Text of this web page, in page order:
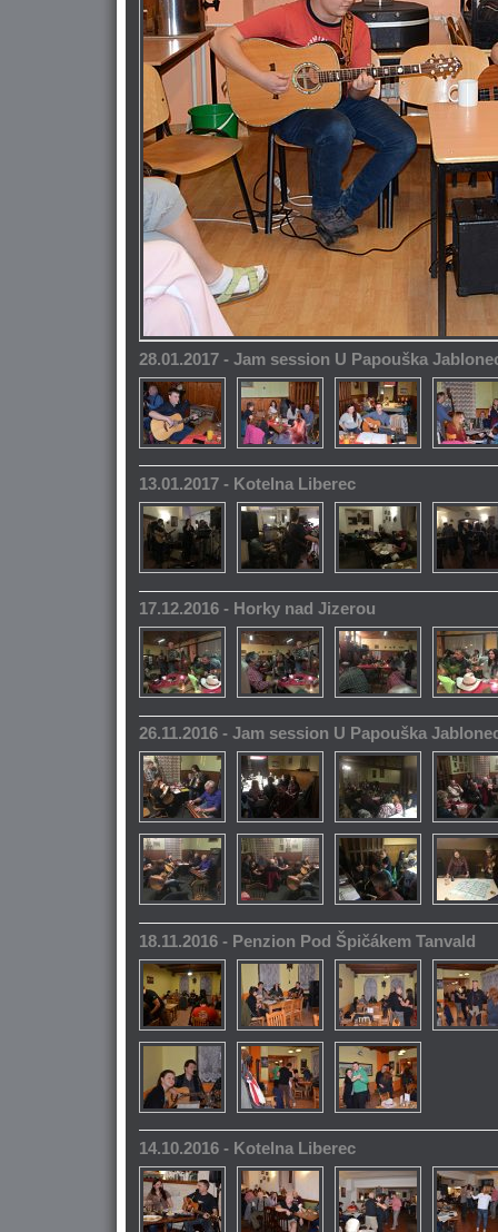
28.01.2017 - Jam session U Papouška
13.01.2017 - Kotelna Liberec
17.12.2016 - Horky nad Jizerou
26.11.2016 - Jam session U Papouška
18.11.2016 - Penzion Pod Špičákem Tanvald
14.10.2016 - Kotelna Liberec